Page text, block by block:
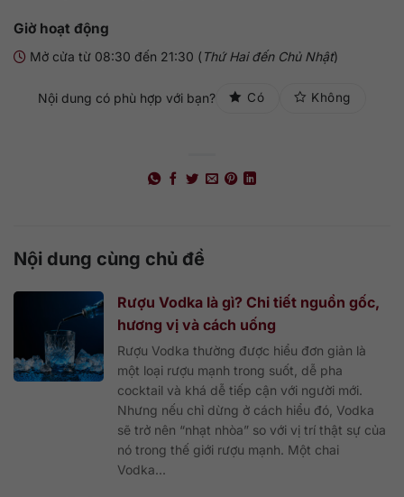
Giờ hoạt động
Mở cửa từ 08:30 đến 21:30 ( Thứ Hai đến Chủ Nhật)
Nội dung có phù hợp với bạn? Có Không
Nội dung cùng chủ đề
Rượu Vodka là gì? Chi tiết nguồn gốc,
hương vị và cách uống
Rượu Vodka thường được hiểu đơn giản là
một loại rượu mạnh trong suốt, dễ pha
cocktail và khá dễ tiếp cận với người mới.
Nhưng nếu chỉ dừng ở cách hiểu đó, Vodka
sẽ trở nên “nhạt nhòa” so với vị trí thật sự của
nó trong thế giới rượu mạnh. Một chai
Vodka...